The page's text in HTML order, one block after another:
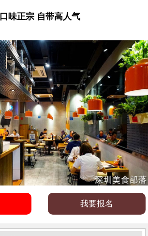
口味正宗 自带高人气
我要报名